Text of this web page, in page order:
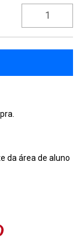
da área de aluno